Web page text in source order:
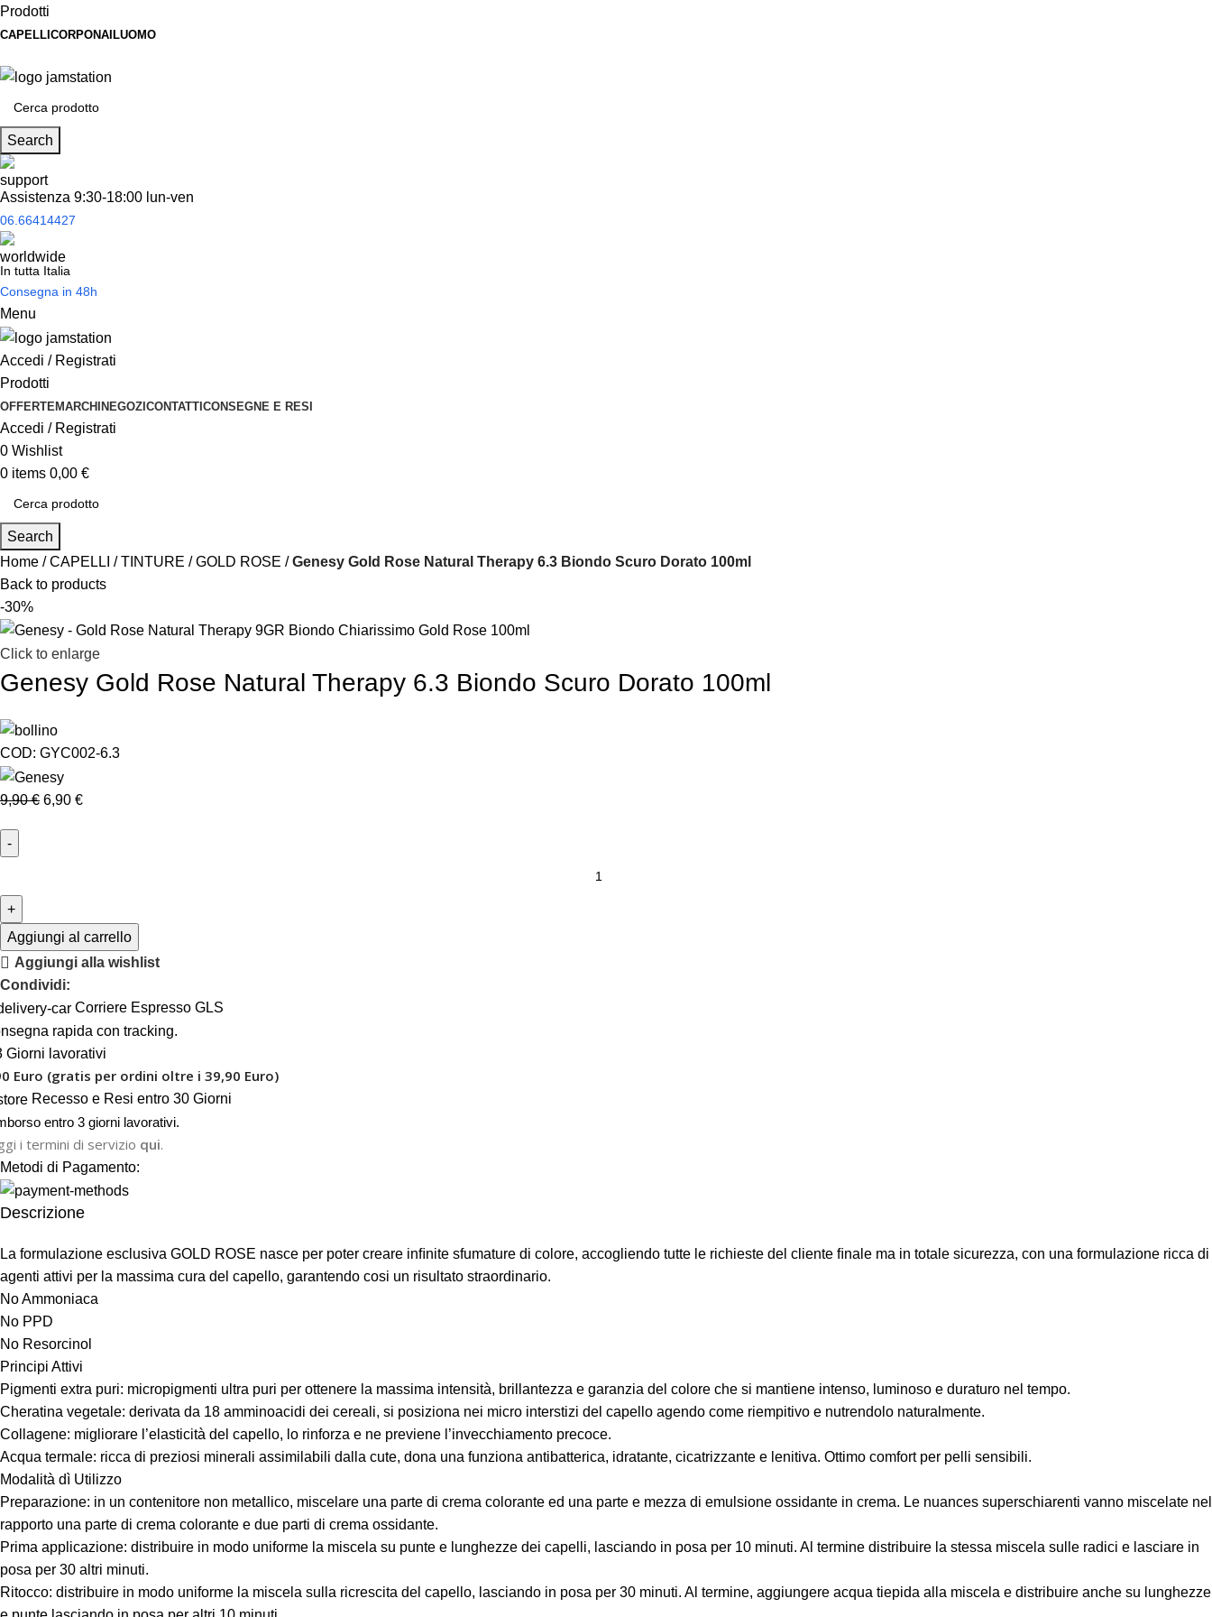
Prodotti
CAPELLI CORPONAILUOMO
Search
Assistenza 9:30-18:00 lun-ven
06.66414427
In tutta Italia
Consegna in 48h
Menu
Accedi / Registrati
Prodotti
OFFERTEMARCHINEGOZICONTATTICONSEGNE E RESI
Accedi / Registrati
0 Wishlist
0 items 0,00 €
Search
Home
CAPELLI TINTURE GOLD ROSE
Genesy Gold Rose Natural Therapy 6.3 Biondo Scuro Dorato 100ml
Back to products
-30%
Click to enlarge
Genesy Gold Rose Natural Therapy 6.3 Biondo Scuro Dorato 100ml
COD: GYC002-6.3
9,90€ 6,90 €
Aggiungi al carrello
Aggiungi alla wishlist
Condividi:
Corriere Espresso GLS
rapida con tracking.
Giorni lavorativi
Euro (gratis per ordini oltre i 39,90 Euro)
Recesso e Resi entro 30 Giorni
entro 3 giorni lavorativi.
i termini di servizio qui.
Metodi di Pagamento:
Descrizione
La formulazione esclusiva GOLD ROSE nasce per poter creare inﬁnite sfumature di colore, accogliendo tutte le richieste del cliente ﬁnale ma in totale sicurezza, con una formulazione ricca di
agenti attivi per la massima cura del capello, garantendo cosi un risultato straordinario.
No Ammoniaca
No PPD
No Resorcinol
Principi Attivi
Pigmenti extra puri: micropigmenti ultra puri per ottenere la massima intensità, brillantezza e garanzia del colore che si mantiene intenso, luminoso e duraturo nel tempo.
Cheratina vegetale: derivata da 18 amminoacidi dei cereali, si posiziona nei micro interstizi del capello agendo come riempitivo e nutrendolo naturalmente.
Collagene: migliorare l’elasticità del capello, lo rinforza e ne previene l’invecchiamento precoce.
Acqua termale: ricca di preziosi minerali assimilabili dalla cute, dona una funziona antibatterica, idratante, cicatrizzante e lenitiva. Ottimo comfort per pelli sensibili.
Modalità dì Utilizzo
Preparazione: in un contenitore non metallico, miscelare una parte di crema colorante ed una parte e mezza di emulsione ossidante in crema. Le nuances superschiarenti vanno miscelate nel
rapporto una parte di crema colorante e due parti di crema ossidante.
Prima applicazione: distribuire in modo uniforme la miscela su punte e lunghezze dei capelli, lasciando in posa per 10 minuti. Al termine distribuire la stessa miscela sulle radici e lasciare in
posa per 30 altri minuti.
Ritocco: distribuire in modo uniforme la miscela sulla ricrescita del capello, lasciando in posa per 30 minuti. Al termine, aggiungere acqua tiepida alla miscela e distribuire anche su lunghezze